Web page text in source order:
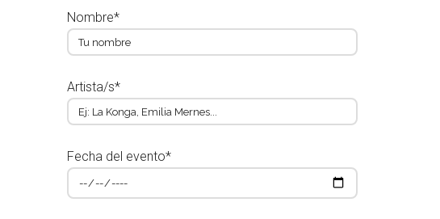
Nombre*
Artista/s*
Fecha del evento*